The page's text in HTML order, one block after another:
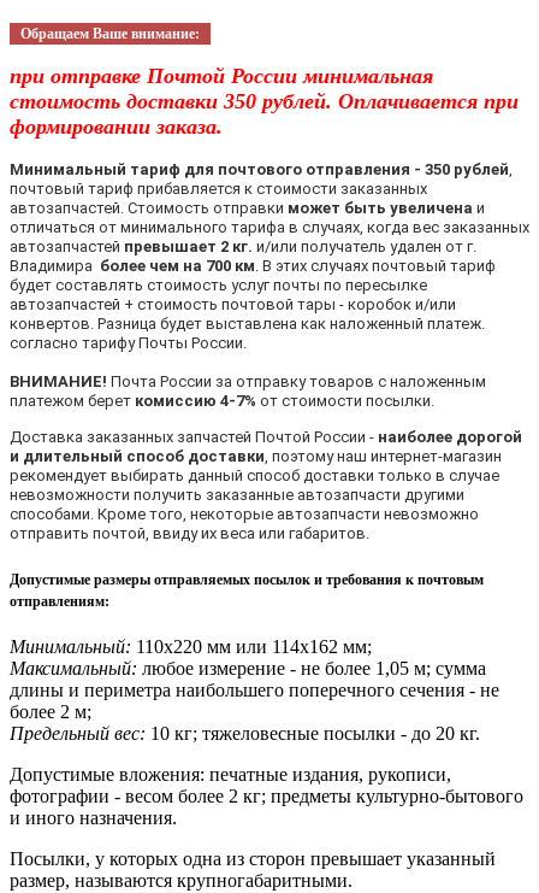
Обращаем Ваше внимание:
при отправке Почтой России минимальная
стоимость доставки 350 рублей. Оплачивается при
формировании заказа.
Минимальный тариф для почтового отправления - 350 рублей
почтовый тариф прибавляется к стоимости заказанных
автозапчастей. Стоимость отправки может быть увеличена и
отличаться от минимального тарифа в случаях, когда вес заказанных
автозапчастей превышает 2 кг. и/или получатель удален от г.
Владимира более чем на 700 км . В этих случаях почтовый тариф
будет составлять стоимость услуг почты по пересылке
автозапчастей + стоимость почтовой тары - коробок и/или
конвертов. Разница будет выставлена как наложенный платеж.
согласно тарифу Почты России.
ВНИМАНИЕ! Почта России за отправку товаров с наложенным
платежом берет комиссию 4-7% от стоимости посылки.
Доставка заказанных запчастей Почтой России - наиболее дорогой
и длительный способ доставки , поэтому наш интернет-магазин
рекомендует выбирать данный способ доставки только в случае
невозможности получить заказанные автозапчасти другими
способами. Кроме того, некоторые автозапчасти невозможно
отправить почтой, ввиду их веса или габаритов.
Допустимые размеры отправляемых посылок и требования к почтовым
отправлениям:
Минимальный: 110х220 мм или 114х162 мм;
Максимальный: любое измерение - не более 1,05 м; сумма
длины и периметра наибольшего поперечного сечения - не
более 2 м;
Предельный вес: 10 кг; тяжеловесные посылки - до 20 кг.
Допустимые вложения: печатные издания, рукописи,
фотографии - весом более 2 кг; предметы культурно-бытового
и иного назначения.
Посылки, у которых одна из сторон превышает указанный
размер, называются крупногабаритными.